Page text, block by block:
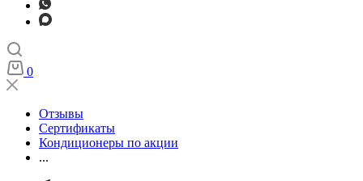
0
Отзывы
Сертификаты
Кондиционеры по акции
...